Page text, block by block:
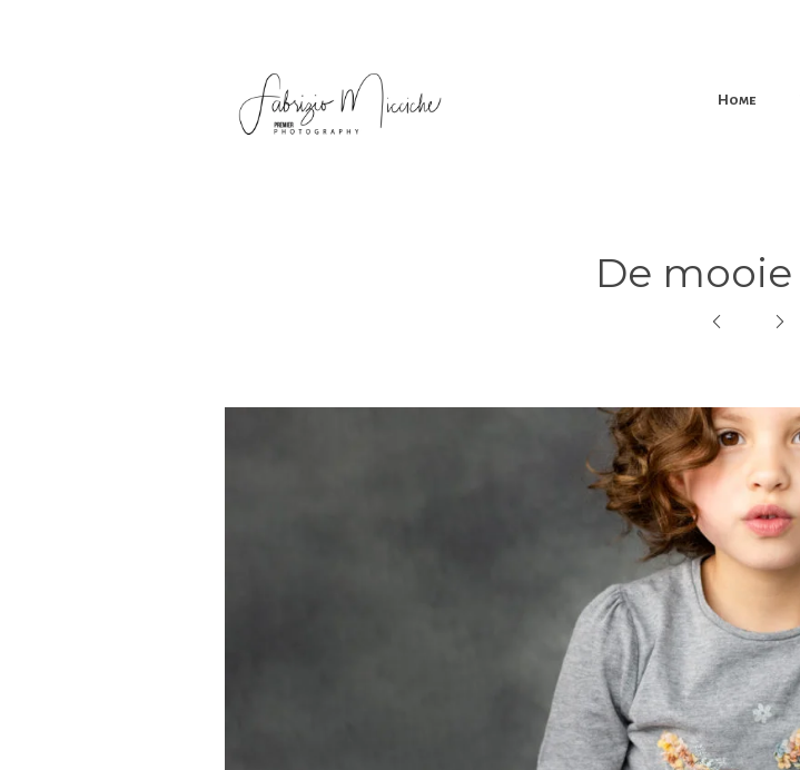
Home
De mooie